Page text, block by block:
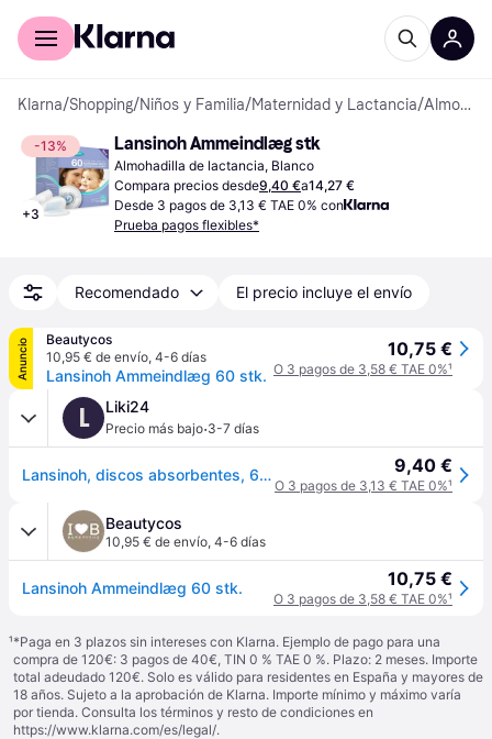
Comprar con Klarna
Klarna/Shopping/Niños y Familia/Maternidad y Lactancia/ Almohadillas de lactancia
-13%
+3
Lansinoh Ammeindlæg stk
Almohadilla de lactancia, Blanco
Compara precios desde9,40 €a14,27 €
Desde 3 pagos de 3,13 € TAE 0% con
Prueba pagos flexibles*
Recomendado El precio incluye el envío
Anuncio
Beautycos
10,95 € de envío, 4-6 días
Lansinoh Ammeindlæg 60 stk.
10,75 €
O 3 pagos de 3,58 € TAE 0%¹
L Liki24
Precio más bajo·3-7 días
Lansinoh, discos absorbentes, 60 unidades 9,40 €
O 3 pagos de 3,13 € TAE 0%¹
Beautycos
10,95 € de envío, 4-6 días
Lansinoh Ammeindlæg 60 stk. 10,75 €
O 3 pagos de 3,58 € TAE 0%¹
¹*Paga en 3 plazos sin intereses con Klarna. Ejemplo de pago para una
compra de 120€: 3 pagos de 40€, TIN 0 % TAE 0 %. Plazo: 2 meses. Importe
total adeudado 120€. Solo es válido para residentes en España y mayores de
18 años. Sujeto a la aprobación de Klarna. Importe mínimo y máximo varía
por tienda. Consulta los términos y resto de condiciones en
https://www.klarna.com/es/legal/.